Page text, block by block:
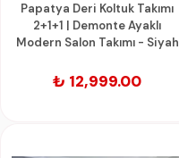
Papatya Deri Koltuk Takımı
2+1+1 | Demonte Ayaklı
Modern Salon Takımı - Siyah
₺ 12,999.00